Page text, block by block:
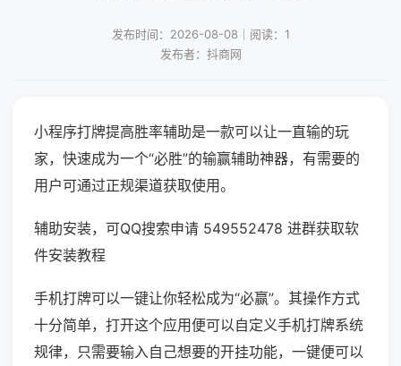
发布时间：2026-08-08｜阅读：1
发布者：抖商网
小程序打牌提高胜率辅助是一款可以让一直输的玩
家，快速成为一个“必胜”的输赢辅助神器，有需要的
用户可通过正规渠道获取使用。
辅助安装，可QQ搜索申请 549552478 进群获取软
件安装教程
手机打牌可以一键让你轻松成为“必赢”。其操作方式
十分简单，打开这个应用便可以自定义手机打牌系统
规律，只需要输入自己想要的开挂功能，一键便可以